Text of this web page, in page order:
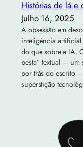
Histórias de lá e
Julho 16, 2025
A obsessão em
inteligência artificial
do que sobre a IA.
besta” textual —
por trás do escrito
superstição